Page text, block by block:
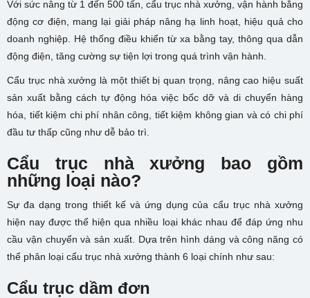
Với sức nâng từ 1 đến 500 tấn, cẩu trục nhà xưởng, vận hành bằng
động cơ điện, mang lại giải pháp nâng hạ linh hoạt, hiệu quả cho
doanh nghiệp. Hệ thống điều khiển từ xa bằng tay, thông qua dẫn
động điện, tăng cường sự tiện lợi trong quá trình vận hành.
Cẩu trục nhà xưởng là một thiết bị quan trọng, nâng cao hiệu suất
sản xuất bằng cách tự động hóa việc bốc dỡ và di chuyển hàng
hóa, tiết kiệm chi phí nhân công, tiết kiệm không gian và có chi phí
đầu tư thấp cũng như dễ bảo trì.
Cẩu trục nhà xưởng bao gồm
những loại nào?
Sự đa dạng trong thiết kế và ứng dụng của cẩu trục nhà xưởng
hiện nay được thể hiện qua nhiều loại khác nhau để đáp ứng nhu
cầu vận chuyển và sản xuất. Dựa trên hình dáng và công năng có
thể phân loại cẩu trục nhà xưởng thành 6 loại chính như sau:
Cẩu trục dầm đơn